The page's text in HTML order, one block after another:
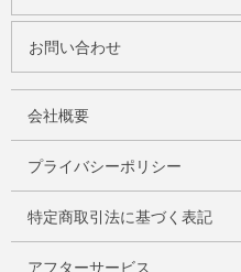
お問い合わせ
会社概要
プライバシーポリシー
特定商取引法に基づく表記
アフターサービス